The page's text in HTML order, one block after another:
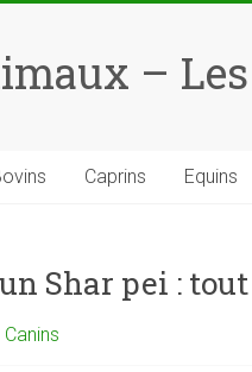
–
Caprins Equins
Shar pei :
Canins